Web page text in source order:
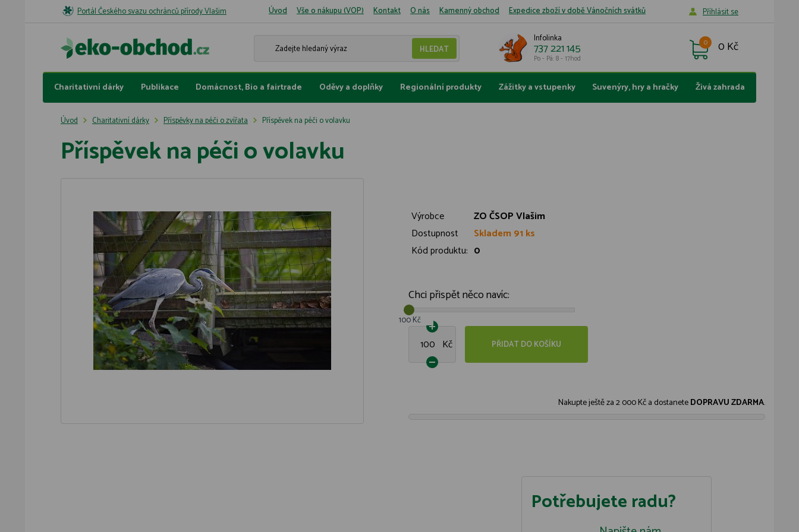
Portál Českého svazu ochránců přírody Vlašim Úvod Vše o nákupu (VOP) Kontakt O nás Kamenný obchod Expedice zboží v době Vánočních svátků Příhlásit se
Infolinka
737 221 145
Po - Pá: 8 - 17hod
0 Kč
0
Charitativní dárky Publikace Domácnost, Bio a fairtrade Oděvy a doplňky Regionální produkty Zážitky a vstupenky Suvenýry, hry a hračky Živá zahrada
Úvod Charitativní dárky Příspěvky na péči o zvířata Příspěvek na péči o volavku
Příspěvek na péči o volavku
Výrobce
ZO ČSOP Vlašim
Dostupnost
Skladem 91 ks
Kód produktu: 0
Chci přispět něco navíc:
100 Kč
Kč PŘIDAT DO KOŠÍKU
Nakupte ještě za2 000 Kča dostaneteDOPRAVU ZDARMA.
Potřebujete radu?